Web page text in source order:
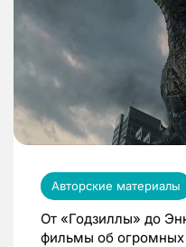
Авторские материалы
От «Годзиллы» до
фильмы об огромных